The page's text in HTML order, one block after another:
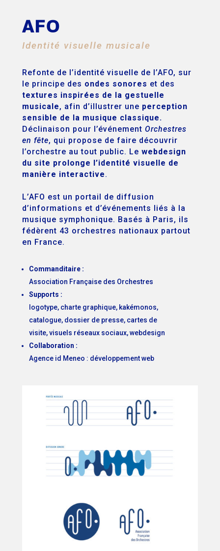
AFO
Identité visuelle musicale
Refonte de l’identité visuelle de l’AFO, sur
le principe des ondes sonores et des
textures inspirées de la gestuelle
musicale, afin d’illustrer une perception
sensible de la musique classique.
Déclinaison pour l’événement Orchestres
en fête, qui propose de faire découvrir
l’orchestre au tout public. Le webdesign
du site prolonge l’identité visuelle de
manière interactive.
L’AFO est un portail de diffusion
d’informations et d’événements liés à la
musique symphonique. Basés à Paris, ils
fédèrent 43 orchestres nationaux partout
en France.
Commanditaire :
Association Française des Orchestres
Supports :
logotype, charte graphique, kakémonos,
catalogue, dossier de presse, cartes de
visite, visuels réseaux sociaux, webdesign
Collaboration :
Agence id Meneo : développement web